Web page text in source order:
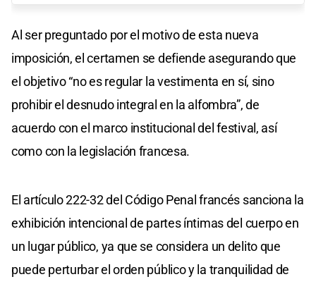
Al ser preguntado por el motivo de esta nueva
imposición, el certamen se defiende asegurando que
el objetivo “no es regular la vestimenta en sí, sino
prohibir el desnudo integral en la alfombra”, de
acuerdo con el marco institucional del festival, así
como con la legislación francesa.
El artículo 222-32 del Código Penal francés sanciona la
exhibición intencional de partes íntimas del cuerpo en
un lugar público, ya que se considera un delito que
puede perturbar el orden público y la tranquilidad de